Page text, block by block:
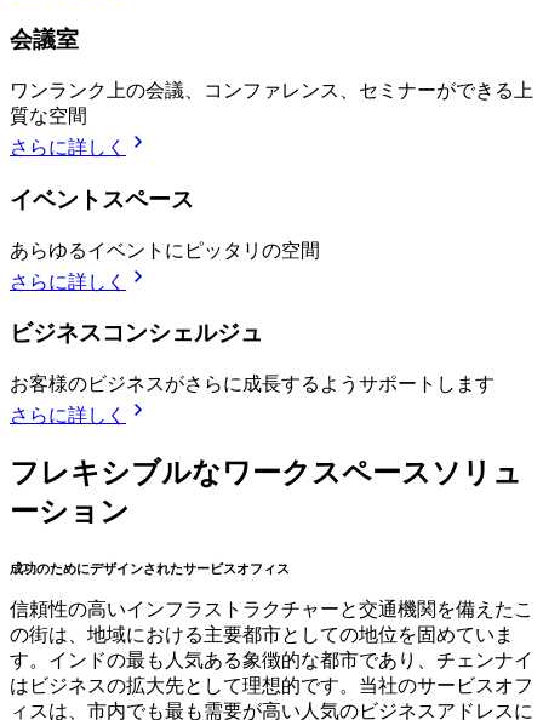
会議室
ワンランク上の会議、コンファレンス、セミナーができる上
質な空間
さらに詳しく
イベントスペース
あらゆるイベントにピッタリの空間
さらに詳しく
ビジネスコンシェルジュ
お客様のビジネスがさらに成長するようサポートします
さらに詳しく
フレキシブルなワークスペースソリュ
ーション
成功のためにデザインされたサービスオフィス
信頼性の高いインフラストラクチャーと交通機関を備えたこ
の街は、地域における主要都市としての地位を固めていま
す。インドの最も人気ある象徴的な都市であり、チェンナイ
はビジネスの拡大先として理想的です。当社のサービスオフ
ィスは、市内でも最も需要が高い人気のビジネスアドレスに